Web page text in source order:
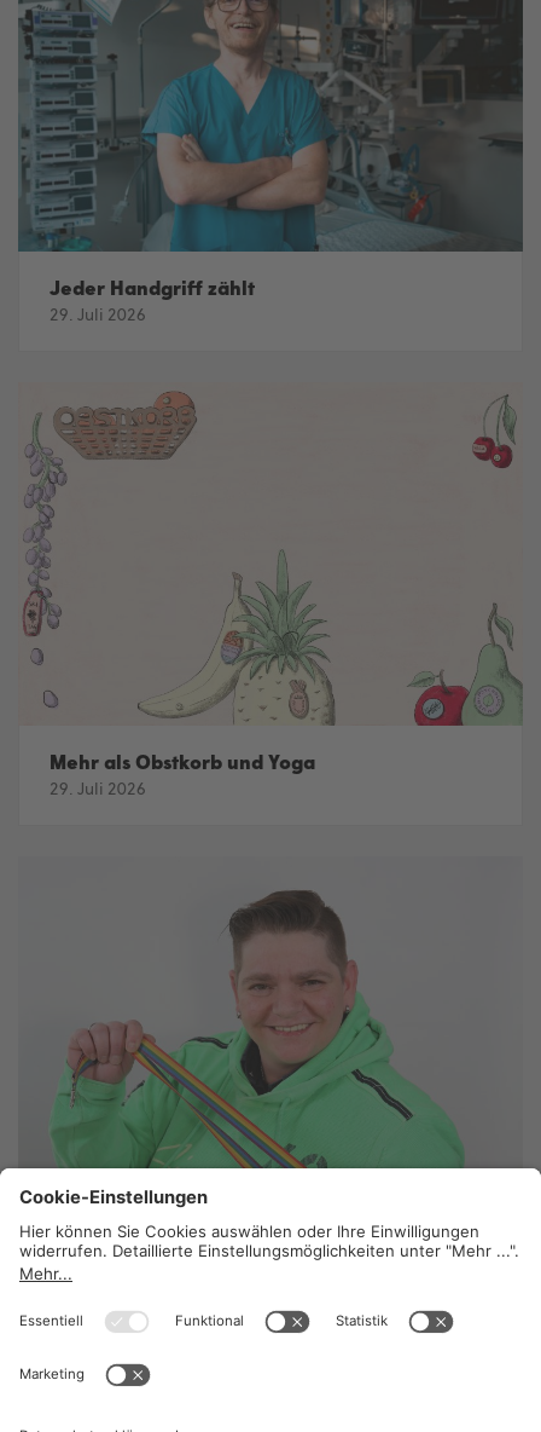
Jeder Handgriff zählt
29. Juli 2026
Mehr als Obstkorb und Yoga
29. Juli 2026